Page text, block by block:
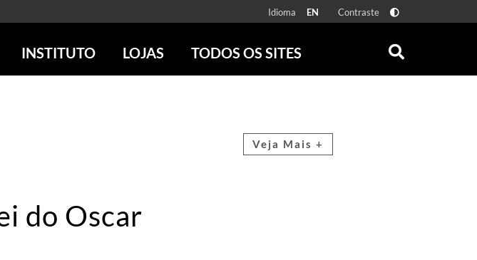
Idioma EN Contraste
DVD IMS
INSTITUTO
AÇÃO SOCIAL
EDUCAÇÃO
LOJAS TODOS OS SITES
CAROLINA MARIA DE JESUS
Veja Mais +
do Oscar